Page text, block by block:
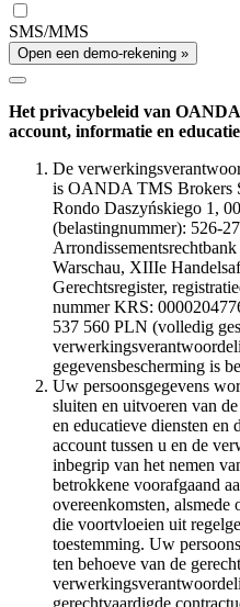
SMS/MMS
Open een demo-rekening »
Het privacybeleid van
account, informatie en
De
is OANDA TMS Brokers
Rondo Daszyńskiego 1,
(belastingnummer): 526-
Warschau, XIIIe
Gerechtsregister,
nummer KRS:
537 560 PLN (volledig
gegevensbescherming is
Uw persoonsgegevens
sluiten en uitvoeren van
en educatieve diensten en
account tussen u en de
inbegrip van het nemen
betrokkene voorafgaand
overeenkomsten,
die voortvloeien uit
toestemming. Uw
ten behoeve van de
gerechtvaardigde